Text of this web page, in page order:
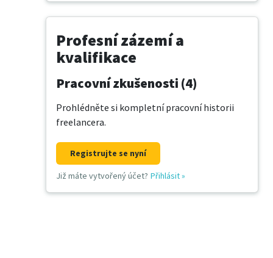
Profesní zázemí a
kvalifikace
Pracovní zkušenosti (4)
Prohlédněte si kompletní pracovní historii
freelancera.
Registrujte se nyní
Již máte vytvořený účet? Přihlásit»